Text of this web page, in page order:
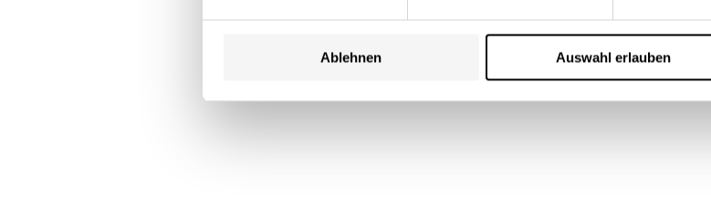
Ablehnen Auswahl erlauben